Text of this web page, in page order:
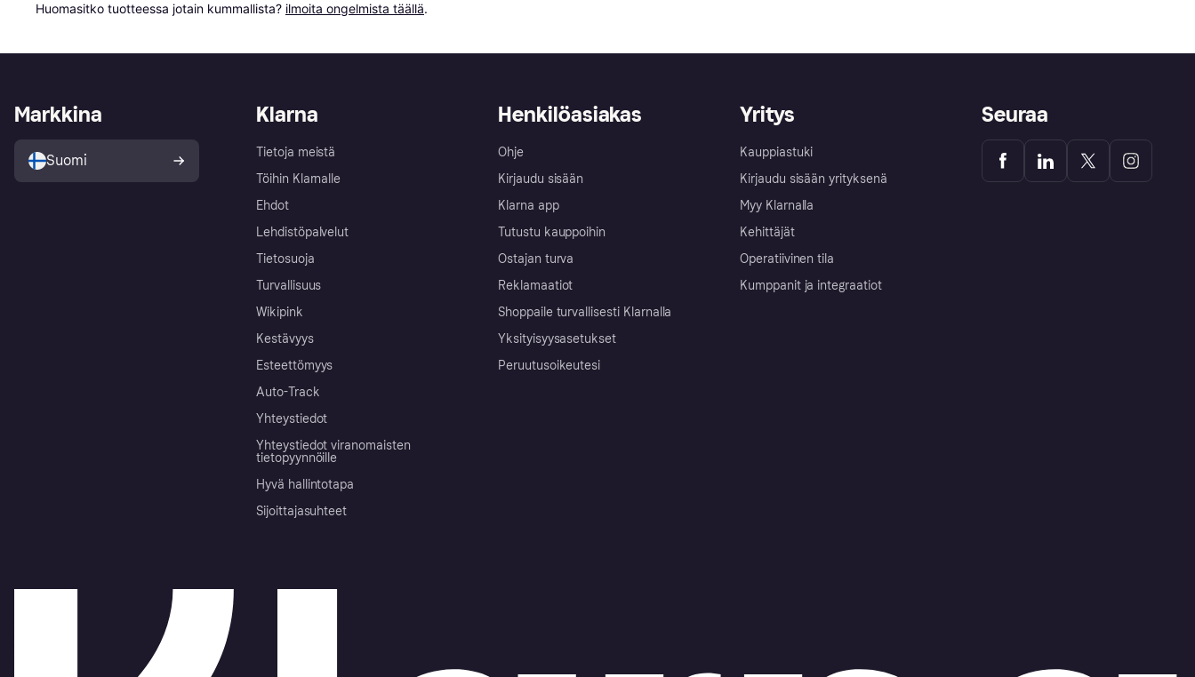
Huomasitko tuotteessa jotain kummallista? ilmoita ongelmista täällä.
Klarna
Tietoja meistä
Töihin Klarnalle
Ehdot
Lehdistöpalvelut
Tietosuoja
Turvallisuus
Wikipink
Kestävyys
Esteettömyys
Auto-Track
Yhteystiedot
Yhteystiedot viranomaisten
tietopyynnöille
Hyvä hallintotapa
Sijoittajasuhteet
Henkilöasiakas
Ohje
Kirjaudu sisään
Klarna app
Tutustu kauppoihin
Ostajan turva
Reklamaatiot
Shoppaile turvallisesti Klarnalla
Yksityisyysasetukset
Peruutusoikeutesi
Yritys
Kauppiastuki
Kirjaudu sisään yrityksenä
Myy Klarnalla
Kehittäjät
Operatiivinen tila
Kumppanit ja integraatiot
Markkina
Suomi
Seuraa